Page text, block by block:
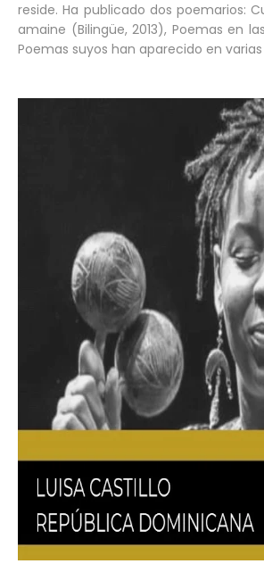
reside. Ha publicado dos poemarios:
amaine (Bilingüe, 2013), Poemas en
Poemas suyos han aparecido en